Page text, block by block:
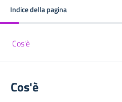
Indice della pagina
Cos'è
Cos'è